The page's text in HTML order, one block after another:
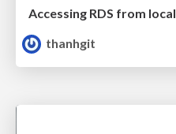
Accessing RDS from local
thanhgit